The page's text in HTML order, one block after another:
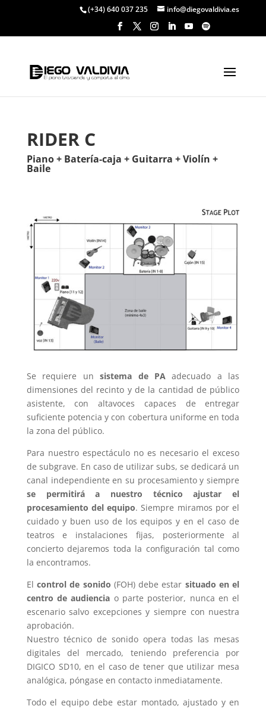
(+34) 640 037 235 info@diegovaldivia.es
RIDER C
Piano + Batería-caja + Guitarra + Violín +
Baile
Se requiere unsistema de PAadecuado a las
dimensiones del recinto y de la cantidad de público
asistente, con altavoces capaces de entregar
suficiente potencia y con cobertura uniforme en toda
la zona del público.
Para nuestro espectáculo no es necesario el exceso
de subgrave. En caso de utilizar subs, se dedicará un
canal independiente en su procesamiento y siempre
se permitirá a nuestro técnico ajustar el
procesamiento del equipo. Siempre miramos por el
cuidado y buen uso de los equipos y en el caso de
teatros e instalaciones fijas, posteriormente al
concierto dejaremos toda la configuración tal como
la encontramos.
Elcontrol de sonido (FOH) debe estar situado en el
centro de audiencia o parte posterior, nunca en el
escenario salvo excepciones y siempre con nuestra
aprobación.
Nuestro técnico de sonido opera todas las mesas
digitales del mercado, teniendo preferencia por
DIGICO SD10, en el caso de tener que utilizar mesa
analógica, póngase en contacto inmediatamente.
Todo el equipo debe estar montado, ajustado y en